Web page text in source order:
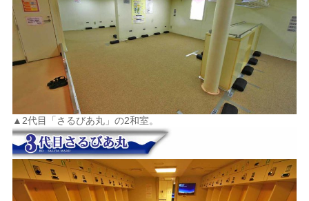
▲2代目「さるびあ丸」の2和室。